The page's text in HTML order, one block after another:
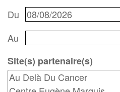
Du
Au
Site(s) partenaire(s)